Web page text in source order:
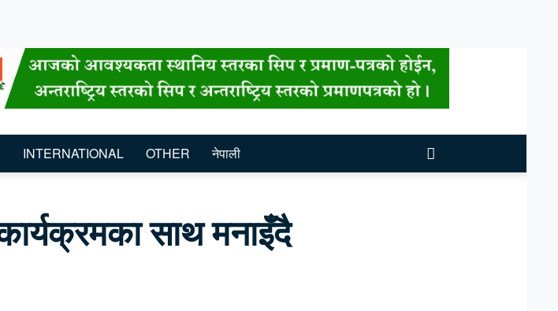
INTERNATIONAL OTHER नेपाली
साथ मनाइँदै